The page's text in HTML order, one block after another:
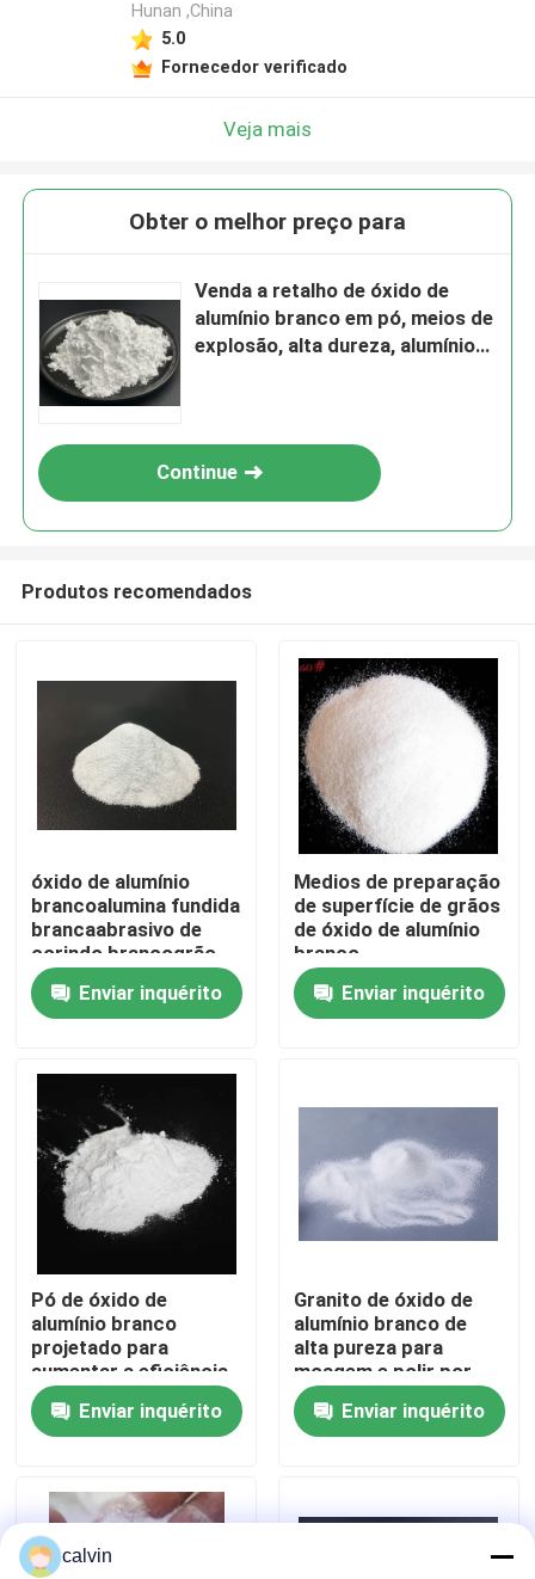
Casa
Produtos
Fábrica
Controle de Qualidade
Pedir um orçamento
Meios de sopro cerâmicos
Sopro cerâmico do grânulo
Abrasivo de sopro cerâmico
Hunan ,China
5.0
Fornecedor verificado
Veja mais
Obter o melhor preço para
Venda a retalho de óxido de
alumínio branco em pó, meios de
explosão, alta dureza, alumínio
Continue
Produtos recomendados
óxido de alumínio
brancoalumina fundida
brancaabrasivo de
corindo brancogrão
de óxido de alumínio
brancoEnviar inquérito
Medios de preparação
de superfície de grãos
de óxido de alumínio
branco
Enviar inquérito
Pó de óxido de
alumínio branco
projetado para
aumentar a eficiência
do polimento nas
indústrias de lentes
ópticas e
Enviar inquérito
Granito de óxido de
alumínio branco de
alta pureza para
moagem e polir por
sopro abrasivo na
indústria automotiva,
aeroespacial e
Enviar inquérito
calvin